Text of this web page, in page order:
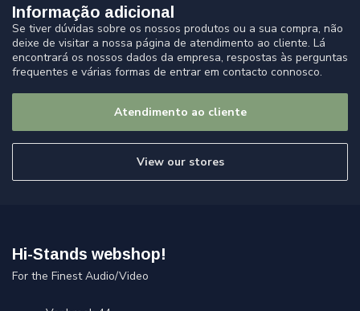
Informação adicional
Se tiver dúvidas sobre os nossos produtos ou a sua compra, não
deixe de visitar a nossa página de atendimento ao cliente. Lá
encontrará os nossos dados da empresa, respostas às perguntas
frequentes e várias formas de entrar em contacto connosco.
Atendimento ao cliente
View our stores
Hi-Stands webshop!
For the Finest Audio/Video